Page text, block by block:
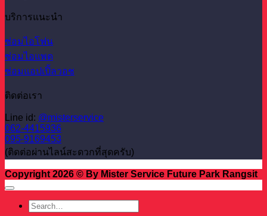
บริการแนะนำ
ซ่อมไอโฟน
ซ่อมไอแพด
ซ่อมแอปเปิ้ลวอช
ติดต่อเรา
Line id: @misterservice
062-4415936
095-9169453
(ติดต่อผ่านไลน์สะดวกที่สุดครับ)
Copyright 2026 © By Mister Service Future Park Rangsit